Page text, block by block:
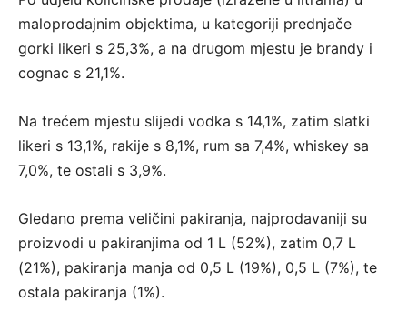
maloprodajnim objektima, u kategoriji prednjače
gorki likeri s 25,3%, a na drugom mjestu je brandy i
cognac s 21,1%.
Na trećem mjestu slijedi vodka s 14,1%, zatim slatki
likeri s 13,1%, rakije s 8,1%, rum sa 7,4%, whiskey sa
7,0%, te ostali s 3,9%.
Gledano prema veličini pakiranja, najprodavaniji su
proizvodi u pakiranjima od 1 L (52%), zatim 0,7 L
(21%), pakiranja manja od 0,5 L (19%), 0,5 L (7%), te
ostala pakiranja (1%).